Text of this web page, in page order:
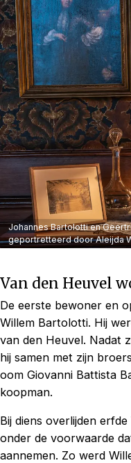
Johannes Bartolotti en
geportretteerd door Aleijda
Van den Heuvel
De eerste bewoner en
Willem Bartolotti. Hij
van den Heuvel. Nadat
hij samen met zijn
oom Giovanni Battista
koopman.
Bij diens overlijden
onder de voorwaarde
aannemen. Zo werd